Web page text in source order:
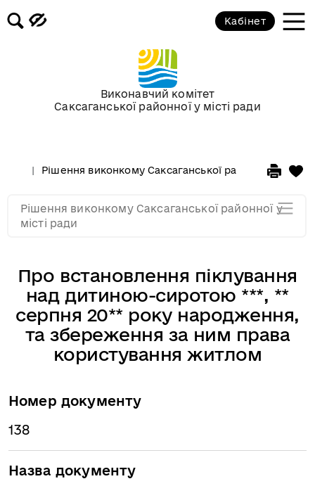
Виконавчий комітет
Саксаганської районної у місті ради
Кабінет
Рішення виконкому Саксаганської районної у місті
Про встановлення піклування
над дитиною-сиротою ***, **
серпня 20** року народження,
та збереження за ним права
користування житлом
Номер документу
138
Назва документу
Рішення виконкому Саксаганської районної у
місті ради
Засідання за 2015 рік
Засідання за 2014 рік
Засідання за 2013 рік
Засідання за 2011
Засідання за 2010